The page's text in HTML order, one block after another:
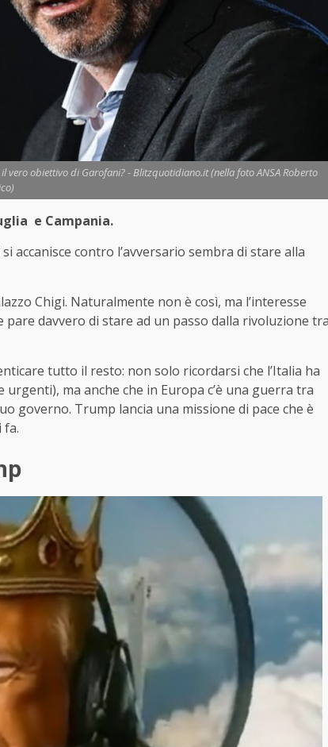
vero obiettivo di Garofani? - Blitzquotidiano.it (nella foto ANSA Roberto
e Campania.
accanisce contro l’avversario sembra di stare alla
Chigi. Naturalmente non è così, ma l’interesse
davvero di stare ad un passo dalla rivoluzione
tutto il resto: non solo ricordarsi che l’Italia ha
ma anche che in Europa c’è una guerra tra
governo. Trump lancia una missione di pace che è
fa.